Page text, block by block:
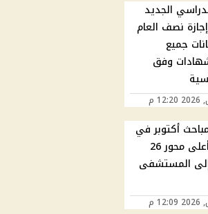
الجديد
2027 وإجازة نصف العام
جميع
وفق
أكتوبر في
حادث مروري أعلى محور 26
إلى المستشفى